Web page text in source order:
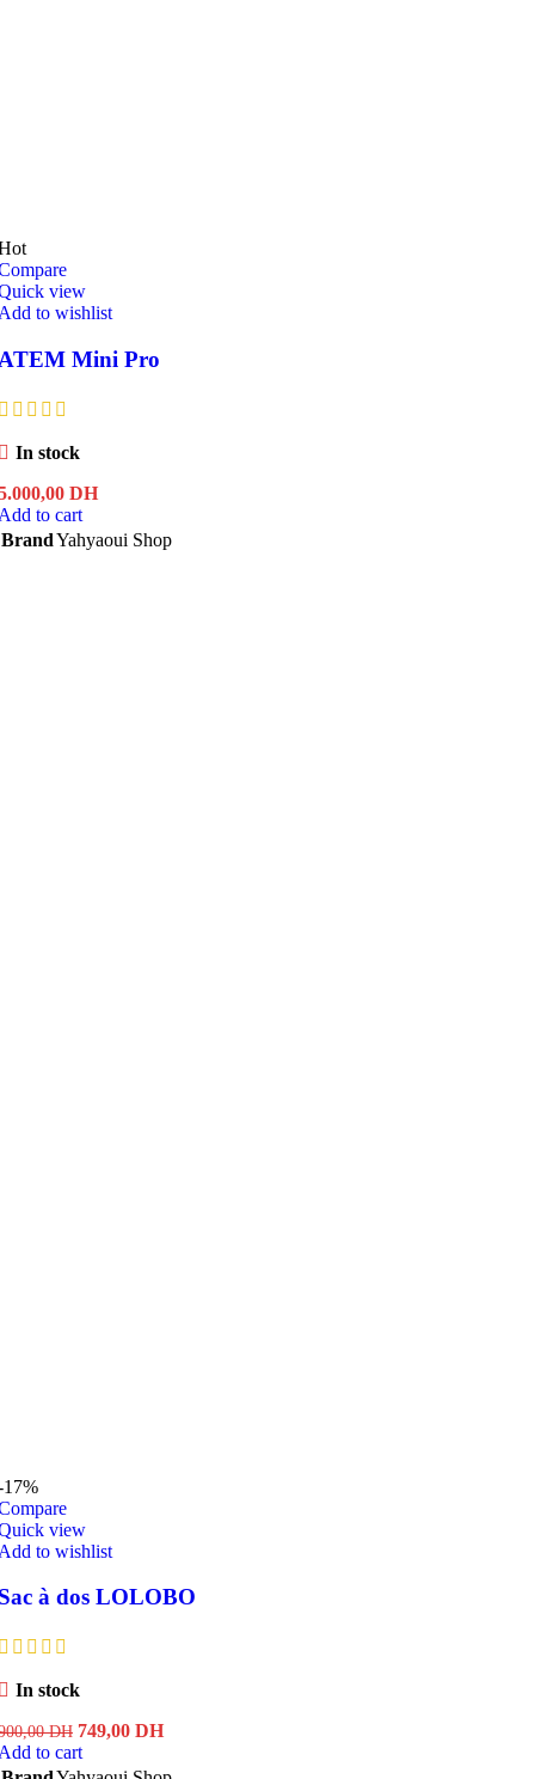
view
to wishlist
Mini Pro
In stock
DH
to cart
BrandYahyaoui Shop
17%
view
to wishlist
à dos LOLOBO
In stock
DH Original
price
was:
749,00 DHCurrent
is:
to cart